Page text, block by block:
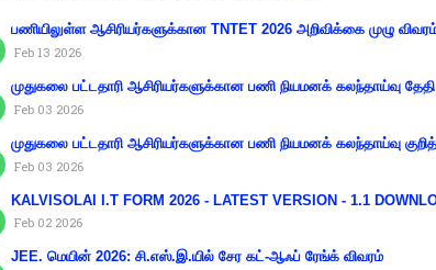
பணியிலுள்ள ஆசிரியர்களுக்கான TNTET 2026 அறிவிக்கை முழு
Feb 13 2026
முதுகலை பட்டதாரி ஆசிரியர்களுக்கான பணி நியமனக் கலந்தாய்வு தேதி
Feb 03 2026
முதுகலை பட்டதாரி ஆசிரியர்களுக்கான பணி நியமனக் கலந்தாய்வு
Feb 03 2026
KALVISOLAI I.T FORM 2026 - LATEST VERSION - 1.1
Feb 02 2026
JEE. மெயின் 2026: சி.எஸ்.இ.யில் சேர கட்-ஆஃப் ரேங்க் விவரம்